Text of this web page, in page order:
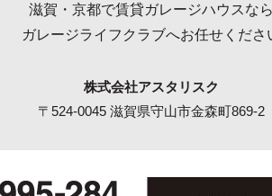
滋賀・京都で賃貸ガレージハウスなら
ガレージライフクラブへお任せくださ
株式会社アスタリスク
〒524-0045 滋賀県守山市金森町869-2